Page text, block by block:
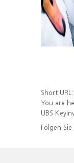
Short URL:
You are
UBS
Folgen